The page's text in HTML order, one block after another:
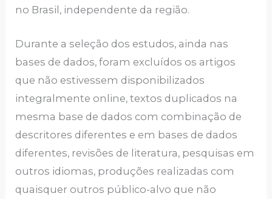
no Brasil, independente da região.
Durante a seleção dos estudos, ainda nas
bases de dados, foram excluídos os artigos
que não estivessem disponibilizados
integralmente online, textos duplicados na
mesma base de dados com combinação de
descritores diferentes e em bases de dados
diferentes, revisões de literatura, pesquisas em
outros idiomas, produções realizadas com
quaisquer outros público-alvo que não